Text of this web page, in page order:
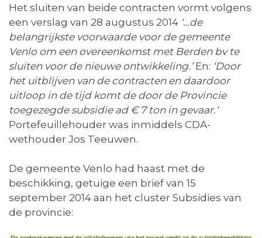
Het sluiten van beide contracten vormt volgens
een verslag van 28 augustus 2014 ‘…de
belangrijkste voorwaarde voor de gemeente
Venlo om een overeenkomst met Berden bv te
sluiten voor de nieuwe ontwikkeling.’En: ‘Door
het uitblijven van de contracten en daardoor
uitloop in de tijd komt de door de Provincie
toegezegde subsidie ad € 7 ton in gevaar.‘
Portefeuillehouder was inmiddels CDA-
wethouder Jos Teeuwen.
De gemeente Venlo had haast met de
beschikking, getuige een brief van 15
september 2014 aan het cluster Subsidies van
de provincie: